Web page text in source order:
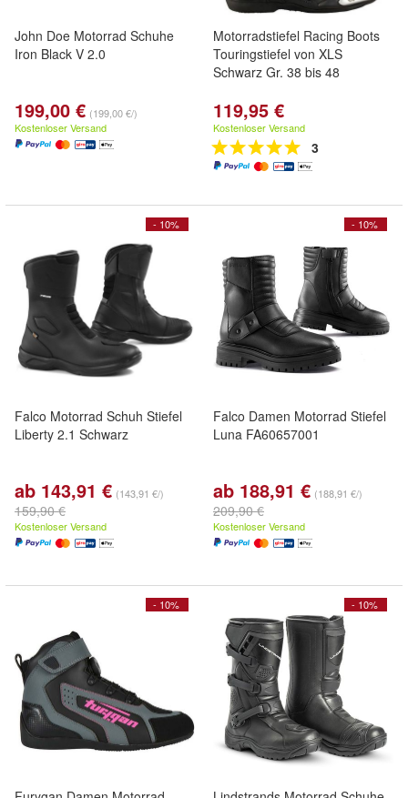
John Doe Motorrad Schuhe
Iron Black V 2.0
199,00 € (199,00 €/)
Kostenloser Versand
Motorradstiefel Racing Boots
Touringstiefel von XLS
Schwarz Gr. 38 bis 48
119,95 €
Kostenloser Versand
3
- 10%
Falco Motorrad Schuh Stiefel
Liberty 2.1 Schwarz
ab 143,91 € (143,91 €/)
159,90 €
Kostenloser Versand
- 10%
Falco Damen Motorrad Stiefel
Luna FA60657001
ab 188,91 € (188,91 €/)
209,90 €
Kostenloser Versand
- 10% - 10%